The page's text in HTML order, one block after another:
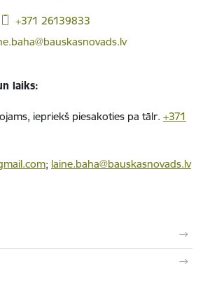
+371 26139833
laiks:
iepriekš piesakoties pa tālr. +371
; laine.baha@bauskasnovads.lv